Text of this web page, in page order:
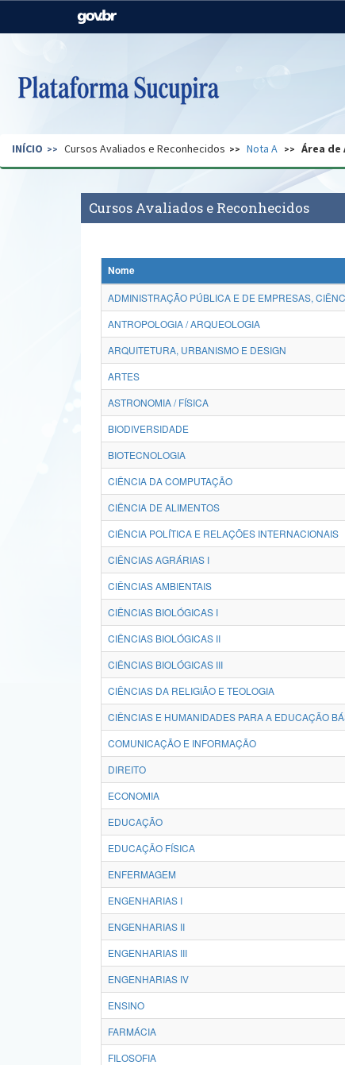
Casa Civil
Pecuária e Abastecimento
Secretaria de Governo Gabinete de Segurança
INÍCIO Cursos Avaliados e Reconhecidos Nota A Área de
Cursos Avaliados e Reconhecidos
Nome
ADMINISTRAÇÃO PÚBLICA E DE EMPRESAS,
ANTROPOLOGIA / ARQUEOLOGIA
ARQUITETURA, URBANISMO E DESIGN
ARTES
ASTRONOMIA / FÍSICA
BIODIVERSIDADE
BIOTECNOLOGIA
CIÊNCIA DA COMPUTAÇÃO
CIÊNCIA DE ALIMENTOS
CIÊNCIA POLÍTICA E RELAÇÕES INTERNACIONAIS
CIÊNCIAS AGRÁRIAS I
CIÊNCIAS AMBIENTAIS
CIÊNCIAS BIOLÓGICAS I
CIÊNCIAS BIOLÓGICAS II
CIÊNCIAS BIOLÓGICAS III
CIÊNCIAS DA RELIGIÃO E TEOLOGIA
CIÊNCIAS E HUMANIDADES PARA A EDUCAÇÃO
COMUNICAÇÃO E INFORMAÇÃO
DIREITO
ECONOMIA
EDUCAÇÃO
EDUCAÇÃO FÍSICA
ENFERMAGEM
ENGENHARIAS I
ENGENHARIAS II
ENGENHARIAS III
ENGENHARIAS IV
ENSINO
FARMÁCIA
FILOSOFIA